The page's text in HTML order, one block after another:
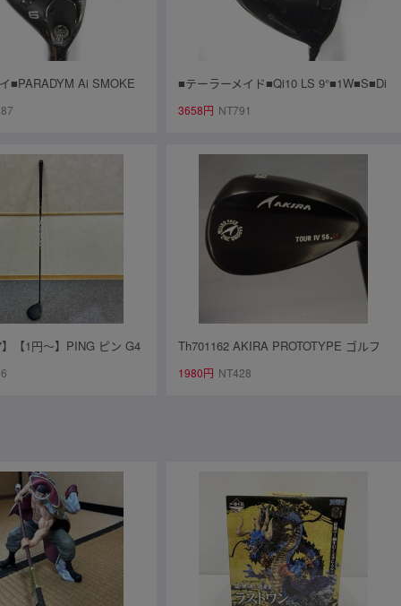
■PARADYM Ai SMOKE
50 for CW(Ai SMO
■テーラーメイド■Qi10 LS 9°■1W■S■Di
amana SILVER TM50(Qi10 DR)■中古■1
3658円 NT791
【1円～】PING ピン G4
角 10.5度 ドライバー 使
Th701162 AKIRA PROTOTYPE ゴルフ
クラブ ウェッジ TOUR IV PVD仕上げ 5
1980円 NT428